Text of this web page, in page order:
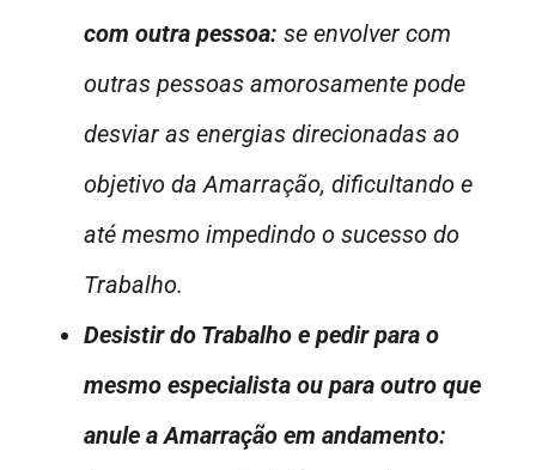
com outra pessoa: se envolver com
outras pessoas amorosamente pode
desviar as energias direcionadas ao
objetivo da Amarração, dificultando e
até mesmo impedindo o sucesso do
Trabalho.
Desistir do Trabalho e pedir para o
mesmo especialista ou para outro que
anule a Amarração em andamento: